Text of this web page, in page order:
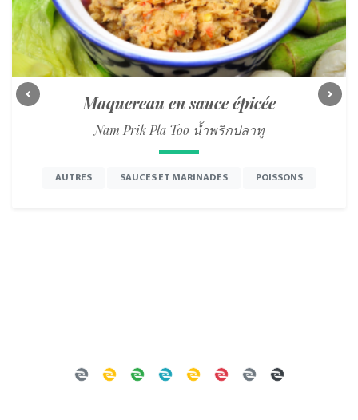
Maquereau en sauce épicée
Nam Prik Pla Too น้ำพริกปลาทู
AUTRES SAUCES ET MARINADES POISSONS
Previous Next